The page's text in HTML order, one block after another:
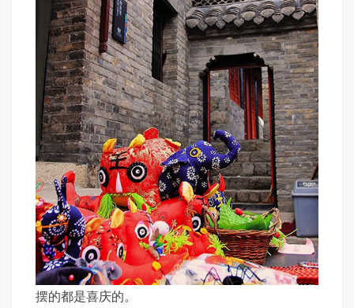
摆的都是喜庆的。